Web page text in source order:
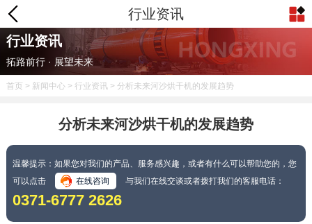
行业资讯
行业资讯
拓路前行 · 展望未来
首页 > 新闻中心> 行业资讯> 分析未来河沙烘干机的发展趋势
分析未来河沙烘干机的发展趋势
温馨提示：如果您对我们的产品、服务感兴趣，或者有什么可以帮助您的，您
可以点击
在线咨询 与我们在线交谈或者拨打我们的客服电话：
0371-6777 2626